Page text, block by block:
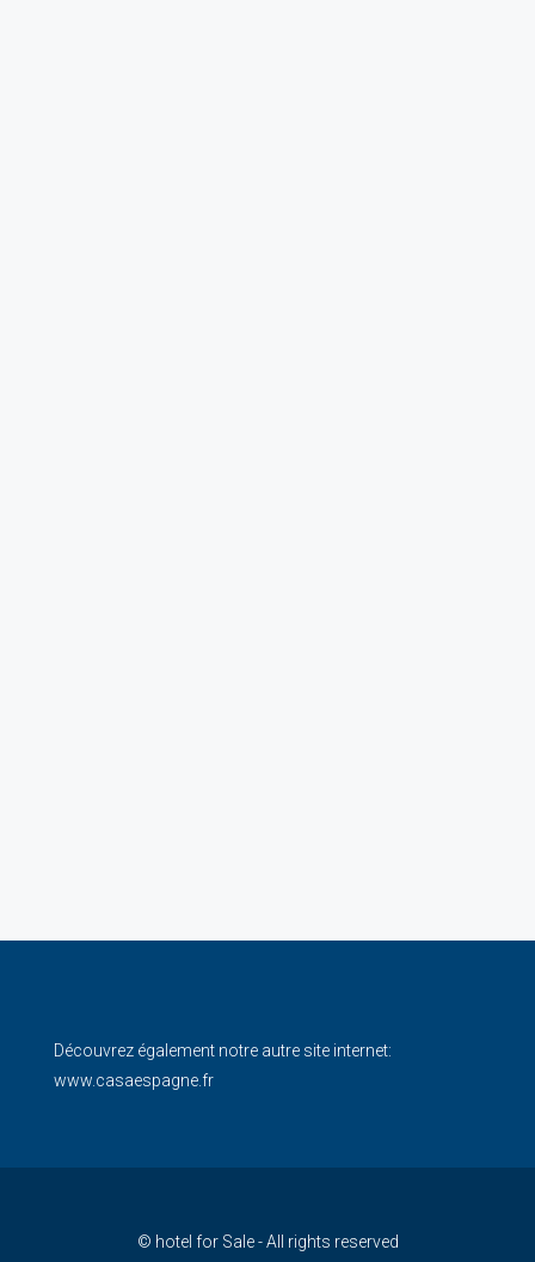
Découvrez également notre autre site internet:
www.casaespagne.fr
© hotel for Sale - All rights reserved